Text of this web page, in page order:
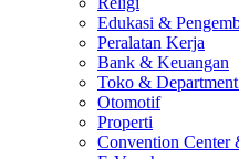
Edukasi &
Peralatan Kerja
Bank & Keuangan
Toko &
Otomotif
Properti
Convention Center